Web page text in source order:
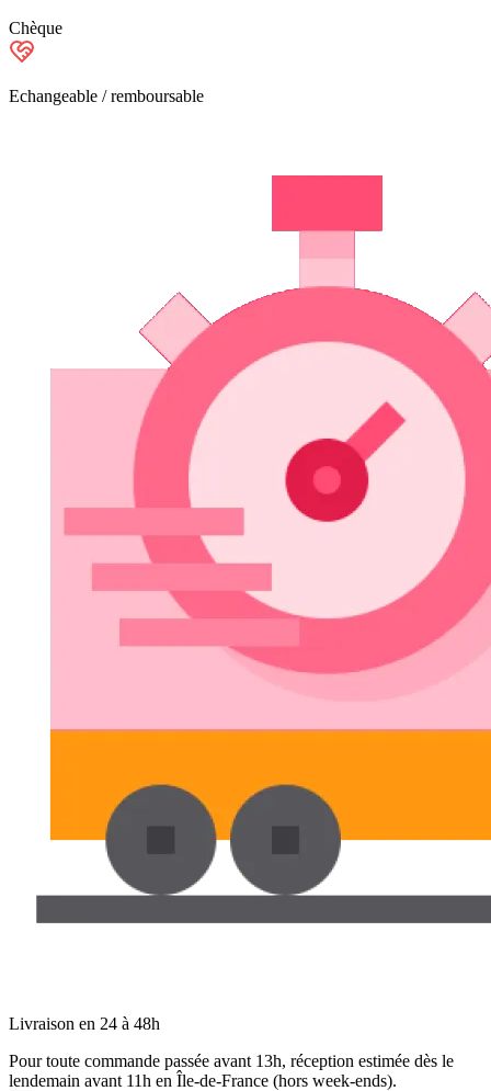
Chèque
Echangeable / remboursable
Livraison en 24 à 48h
Pour toute commande passée avant 13h, réception estimée dès le
lendemain avant 11h en Île-de-France (hors week-ends).